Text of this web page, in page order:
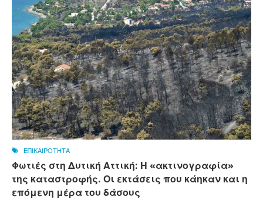
ΕΠΙΚΑΙΡΟΤΗΤΑ
Φωτιές στη Δυτική Αττική: Η «ακτινογραφία»
της καταστροφής. Οι εκτάσεις που κάηκαν και η
επόμενη μέρα του δάσους